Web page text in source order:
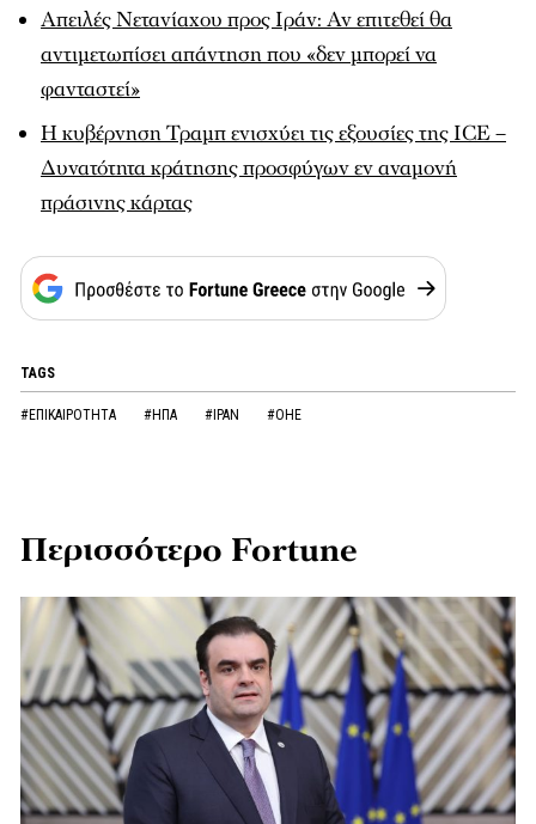
Απειλές Νετανίαχου προς Ιράν: Αν επιτεθεί θα
αντιμετωπίσει απάντηση που «δεν μπορεί να
φανταστεί»
Η κυβέρνηση Τραμπ ενισχύει τις εξουσίες της ICE –
Δυνατότητα κράτησης προσφύγων εν αναμονή
πράσινης κάρτας
TAGS
#ΕΠΙΚΑΙΡΟΤΗΤΑ #ΗΠΑ #ΙΡΑΝ #ΟΗΕ
Περισσότερο Fortune